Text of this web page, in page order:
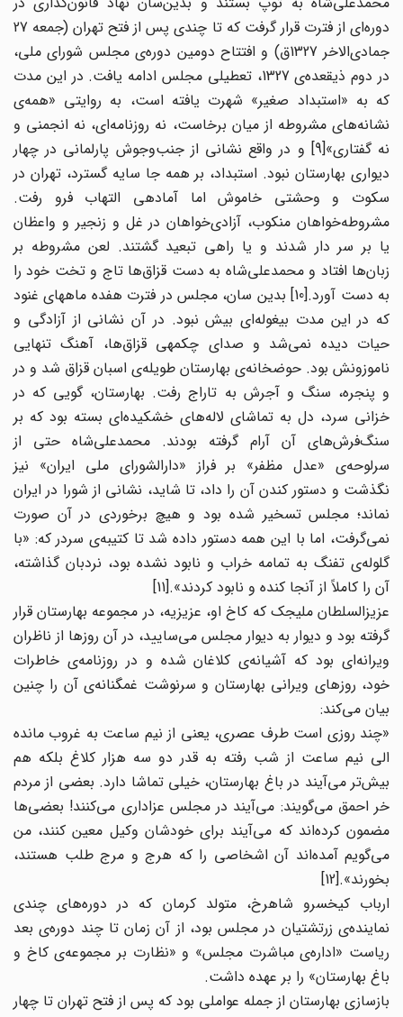
دوره‌ای از فترت قرار گرفت که تا چندی پس از فتح تهران (جمعه 27
جمادی‌الاخر 1327ق) و افتتاح دومین‌ دوره‌ی مجلس شورای ملی،
در دوم ذیقعده‌ی 1327، تعطیلی مجلس ادامه یافت. در این مدت
که به «استبداد صغیر» شهرت یافته است، به روایتی «همه‌ی
نشانه‌های مشروطه از میان برخاست، نه روزنامه‌ای، نه انجمنی و
نه گفتاری»[9] و در واقع نشانی از جنب‌وجوش پارلمانی در چهار
دیواری بهارستان نبود. استبداد، بر همه جا سایه گسترد، تهران در
سکوت و وحشتی خاموش اما آماده‎ی التهاب فرو رفت.
مشروطه‌خواهان منکوب، آزادی‌خواهان در غل و زنجیر و واعظان
یا بر سر دار شدند و یا راهی تبعید گشتند. لعن مشروطه بر
زبان‌ها افتاد و محمدعلی‌شاه به دست قزاق‌ها تاج و تخت خود را
به دست آورد.[10] بدین سان، مجلس در فترت هفده ماههای غنود
که در این مدت بیغوله‌ای بیش نبود. در آن نشانی از آزادگی و
حیات دیده نمی‌شد و صدای چکمه‎ی قزاق‌ها، آهنگ تنهایی
ناموزونش بود. حوضخانه‌ی بهارستان طویله‌ی اسبان قزاق شد و در
و پنجره، سنگ و آجرش به تاراج رفت. بهارستان، گویی که در
خزانی سرد، دل به تماشای لاله‌های خشکیده‌ای بسته بود که بر
سنگ‌فرش‌های آن آرام گرفته بودند. محمدعلی‌شاه حتی از
سرلوحه‌ی «عدل مظفر» بر فراز «دارالشورای ملی ایران» نیز
نگذشت و دستور کندن آن را داد، تا شاید، نشانی از شورا در ایران
نماند؛ مجلس تسخیر شده بود و هیچ برخوردی در آن صورت
نمی‌گرفت، اما با این همه دستور داده شد تا کتیبه‌ی سردر که: «با
گلوله‌ی تفنگ به تمامه خراب و نابود نشده بود، نردبان گذاشته،
آن را کاملاً از آنجا کنده و نابود کردند».[11]
عزیزالسلطان ملیجک که کاخ او، عزیزیه، در مجموعه بهارستان قرار
گرفته بود و دیوار به دیوار مجلس می‌‌سایید، در آن روزها از ناظران
ویرانه‌ای بود که آشیانه‌ی کلاغان شده و در روزنامه‌ی خاطرات
خود، روزهای ویرانی بهارستان و سرنوشت غمگنانه‌ی آن را چنین
بیان می‌کند:
«چند روزی است طرف عصری، یعنی از نیم ساعت به غروب مانده
الی نیم ساعت از شب رفته به قدر دو سه هزار کلاغ بلکه هم
بیش‌تر می‌آیند در باغ بهارستان، خیلی تماشا دارد. بعضی از مردم
خر احمق می‌گویند: می‌آیند در مجلس عزاداری می‌‌کنند! بعضی‌ها
مضمون کرده‌اند که می‌آیند برای خودشان وکیل معین کنند، من
می‌گویم آمده‌اند آن اشخاصی را که هرج و مرج طلب هستند،
بخورند».[12]
ارباب کیخسرو شاهرخ، متولد کرمان که در دوره‌های چندی
نماینده‌ی زرتشتیان در مجلس بود، از آن زمان تا چند دوره‌ی بعد
ریاست «اداره‌ی مباشرت مجلس» و «نظارت بر مجموعه‌ی کاخ و
باغ بهارستان» را بر عهده داشت.
بازسازی بهارستان از جمله عواملی بود که پس از فتح تهران تا چهار